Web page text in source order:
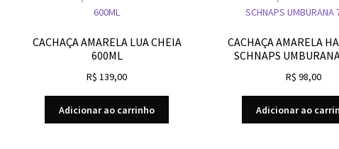
CACHAÇA AMARELA LUA CHEIA
600ML
R$ 139,00
Adicionar ao carrinho
CACHAÇA AMARELA
SCHNAPS
R$ 98,00
Adicionar ao